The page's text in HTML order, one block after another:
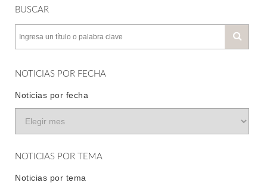
BUSCAR
NOTICIAS POR FECHA
Noticias por fecha
NOTICIAS POR TEMA
Noticias por tema